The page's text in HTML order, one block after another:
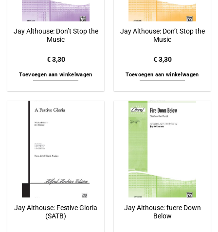
Jay Althouse: Don’t Stop the
Music
€3,30
Toevoegen aan winkelwagen
Jay Althouse: Don’t Stop the
Music
€3,30
Toevoegen aan winkelwagen
Jay Althouse: Festive Gloria
(SATB)
Jay Althouse: fuere Down
Below